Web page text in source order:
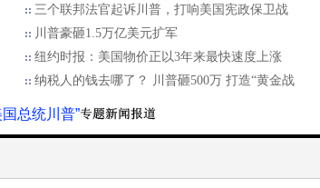
三个联邦法官起诉川普，打响美国宪政保卫战
川普豪砸1.5万亿美元扩军
纽约时报：美国物价正以3年来最快速度上涨
纳税人的钱去哪了？ 川普砸500万 打造“黄金战
国总统川普”